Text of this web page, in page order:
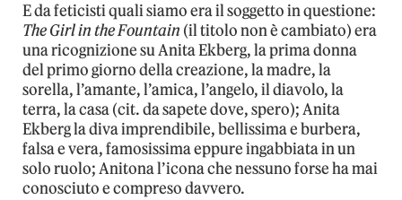
E da feticisti quali siamo era il soggetto in questione:
The Girl in the Fountain (il titolo non è cambiato) era
una ricognizione su Anita Ekberg, la prima donna
del primo giorno della creazione, la madre, la
sorella, l’amante, l’amica, l’angelo, il diavolo, la
terra, la casa (cit. da sapete dove, spero); Anita
Ekberg la diva imprendibile, bellissima e burbera,
falsa e vera, famosissima eppure ingabbiata in un
solo ruolo; Anitona l’icona che nessuno forse ha mai
conosciuto e compreso davvero.